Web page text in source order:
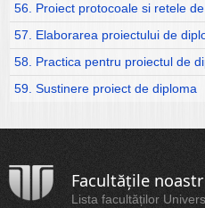
56. Proiect protocoale si retele
57. Elaborarea proiectului de
58. Practica pentru proiectul de
59. Sustinere proiect de diploma
Facultățile
Lista facultăților